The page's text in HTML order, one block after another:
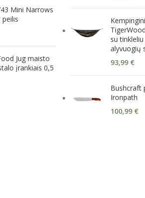
Mini Narrows
Jug maisto
įrankiais 0,5
su
alyvuogių
93,99 €
Bushcraft
Ironpath
100,99 €